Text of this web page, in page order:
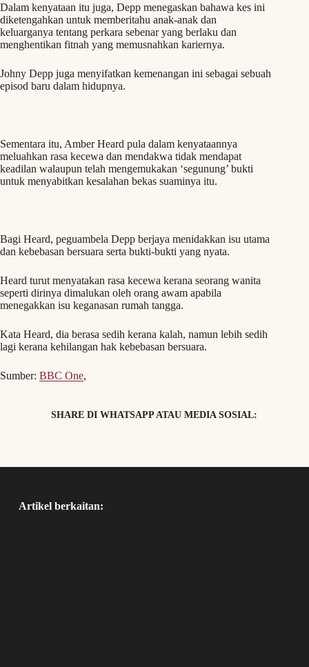
Dalam kenyataan itu juga, Depp menegaskan bahawa kes ini
diketengahkan untuk memberitahu anak-anak dan
keluarganya tentang perkara sebenar yang berlaku dan
menghentikan fitnah yang memusnahkan kariernya.
Johny Depp juga menyifatkan kemenangan ini sebagai sebuah
episod baru dalam hidupnya.
Sementara itu, Amber Heard pula dalam kenyataannya
meluahkan rasa kecewa dan mendakwa tidak mendapat
keadilan walaupun telah mengemukakan ‘segunung’ bukti
untuk menyabitkan kesalahan bekas suaminya itu.
Bagi Heard, peguambela Depp berjaya menidakkan isu utama
dan kebebasan bersuara serta bukti-bukti yang nyata.
Heard turut menyatakan rasa kecewa kerana seorang wanita
seperti dirinya dimalukan oleh orang awam apabila
menegakkan isu keganasan rumah tangga.
Kata Heard, dia berasa sedih kerana kalah, namun lebih sedih
lagi kerana kehilangan hak kebebasan bersuara.
Sumber: BBC One,
SHARE DI WHATSAPP ATAU MEDIA SOSIAL:
Artikel berkaitan: